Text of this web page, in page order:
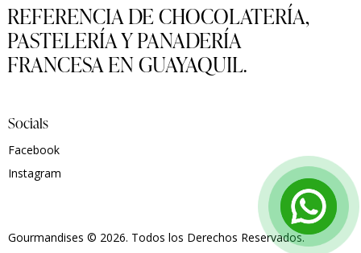
REFERENCIA DE CHOCOLATERÍA,
PASTELERÍA Y PANADERÍA
FRANCESA EN GUAYAQUIL.
Socials
Facebook
Instagram
Gourmandises © 2026. Todos los Derechos Reservados.